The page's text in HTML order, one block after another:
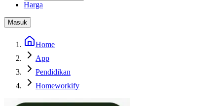
Harga
Masuk
Home
App
Pendidikan
Homeworkify